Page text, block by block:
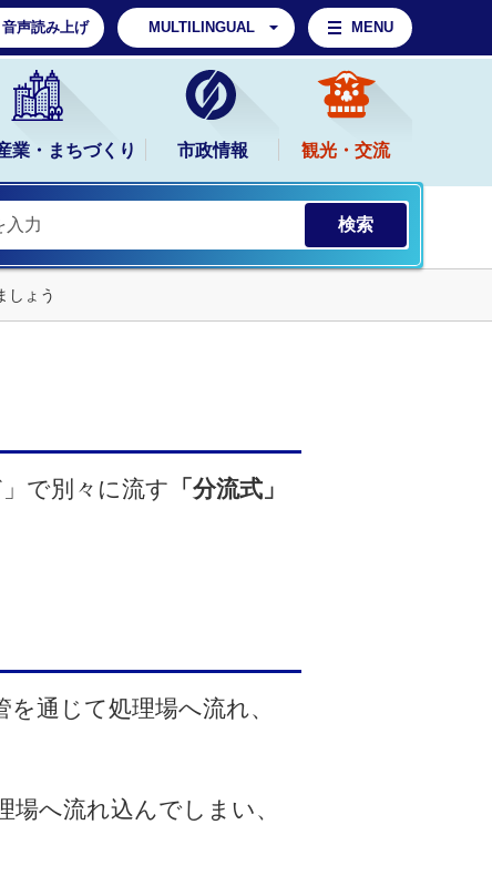
声読み上げ MULTILINGUAL MENU
業・まちづくり 市政情報 観光・交流
しょう
で別々に流す 「分流式」
通じて処理場へ流れ、
へ流れ込んでしまい、